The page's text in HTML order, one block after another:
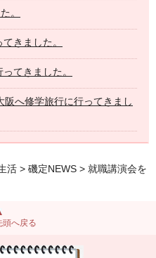
。
きました。
てきました。
へ修学旅行に行ってきまし
活 > 磯定NEWS > 就職講演会を
頭へ戻る